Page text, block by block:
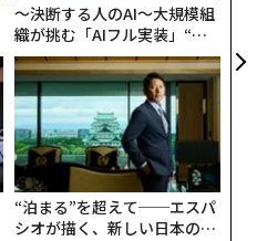
〜決断する人のAI〜大規模組
織が挑む「AIフル実装」“使
う”企業から“動く”企業へ【N
TTドコモビジネス×PwC】
“泊まる”を超えて──エスパ
シオが描く、新しい日本のラ